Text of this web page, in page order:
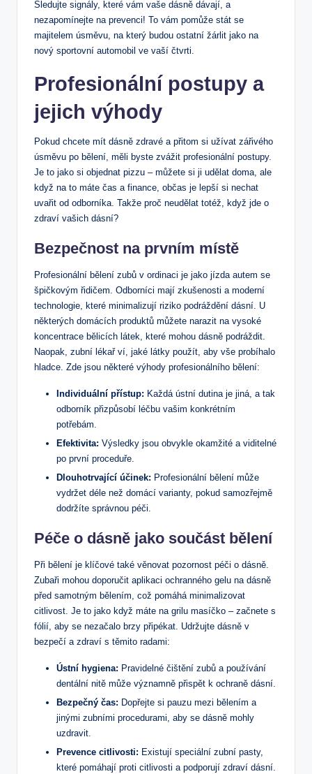
Sledujte signály, které vám vaše dásně dávají, a
nezapomínejte na prevenci! To vám pomůže stát se
majitelem úsměvu, na který budou ostatní žárlit jako na
nový sportovní automobil ve vaší čtvrti.
Profesionální postupy a
jejich výhody
Pokud chcete mít dásně zdravé a přitom si užívat zářivého
úsměvu po bělení, měli byste zvážit profesionální postupy.
Je to jako si objednat pizzu – můžete si ji udělat doma, ale
když na to máte čas a finance, občas je lepší si nechat
uvařit od odborníka. Takže proč neudělat totéž, když jde o
zdraví vašich dásní?
Bezpečnost na prvním místě
Profesionální bělení zubů v ordinaci je jako jízda autem se
špičkovým řidičem. Odborníci mají zkušenosti a moderní
technologie, které minimalizují riziko podráždění dásní. U
některých domácích produktů můžete narazit na vysoké
koncentrace bělicích látek, které mohou dásně podráždit.
Naopak, zubní lékař ví, jaké látky použít, aby vše probíhalo
hladce. Zde jsou některé výhody profesionálního bělení:
Individuální přístup: Každá ústní dutina je jiná, a tak
odborník přizpůsobí léčbu vašim konkrétním
potřebám.
Efektivita: Výsledky jsou obvykle okamžité a viditelné
po první proceduře.
Dlouhotrvající účinek: Profesionální bělení může
vydržet déle než domácí varianty, pokud samozřejmě
dodržíte správnou péči.
Péče o dásně jako součást bělení
Při bělení je klíčové také věnovat pozornost péči o dásně.
Zubaři mohou doporučit aplikaci ochranného gelu na dásně
před samotným bělením, což pomáhá minimalizovat
citlivost. Je to jako když máte na grilu masíčko – začnete s
fólií, aby se nezačalo brzy připékat. Udržujte dásně v
bezpečí a zdraví s těmito radami:
Ústní hygiena: Pravidelné čištění zubů a používání
dentální nitě může významně přispět k ochraně dásní.
Bezpečný čas: Dopřejte si pauzu mezi bělením a
jinými zubními procedurami, aby se dásně mohly
uzdravit.
Prevence citlivosti: Existují speciální zubní pasty,
které pomáhají proti citlivosti a podporují zdraví dásní.